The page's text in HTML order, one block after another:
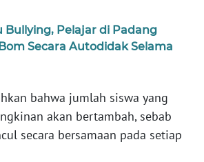
Bullying, Pelajar di Padang
Secara Autodidak Selama
bahwa jumlah siswa yang
akan bertambah, sebab
secara bersamaan pada setiap